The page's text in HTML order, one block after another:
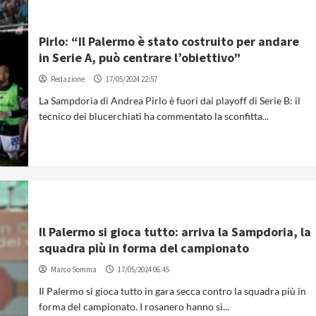
Pirlo: “Il Palermo è stato costruito per andare
in Serie A, può centrare l’obiettivo”
Redazione 17/05/2024 22:57
La Sampdoria di Andrea Pirlo è fuori dai playoff di Serie B: il
tecnico dei blucerchiati ha commentato la sconfitta...
Il Palermo si gioca tutto: arriva la Sampdoria, la
squadra più in forma del campionato
Marco Somma 17/05/2024 06:45
Il Palermo si gioca tutto in gara secca contro la squadra più in
forma del campionato. I rosanero hanno sì...